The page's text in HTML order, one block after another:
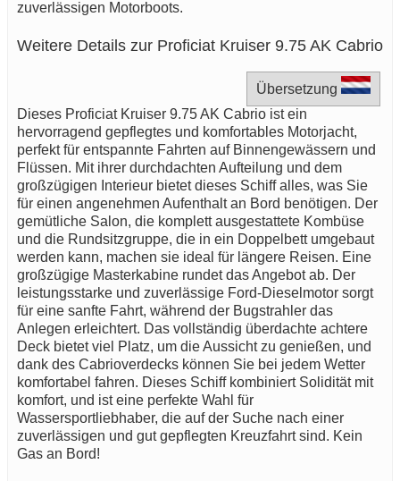
zuverlässigen Motorboots.
Weitere Details zur Proficiat Kruiser 9.75 AK Cabrio
Übersetzung
Dieses Proficiat Kruiser 9.75 AK Cabrio ist ein
hervorragend gepflegtes und komfortables Motorjacht,
perfekt für entspannte Fahrten auf Binnengewässern und
Flüssen. Mit ihrer durchdachten Aufteilung und dem
großzügigen Interieur bietet dieses Schiff alles, was Sie
für einen angenehmen Aufenthalt an Bord benötigen. Der
gemütliche Salon, die komplett ausgestattete Kombüse
und die Rundsitzgruppe, die in ein Doppelbett umgebaut
werden kann, machen sie ideal für längere Reisen. Eine
großzügige Masterkabine rundet das Angebot ab. Der
leistungsstarke und zuverlässige Ford-Dieselmotor sorgt
für eine sanfte Fahrt, während der Bugstrahler das
Anlegen erleichtert. Das vollständig überdachte achtere
Deck bietet viel Platz, um die Aussicht zu genießen, und
dank des Cabrioverdecks können Sie bei jedem Wetter
komfortabel fahren. Dieses Schiff kombiniert Solidität mit
komfort, und ist eine perfekte Wahl für
Wassersportliebhaber, die auf der Suche nach einer
zuverlässigen und gut gepflegten Kreuzfahrt sind. Kein
Gas an Bord!